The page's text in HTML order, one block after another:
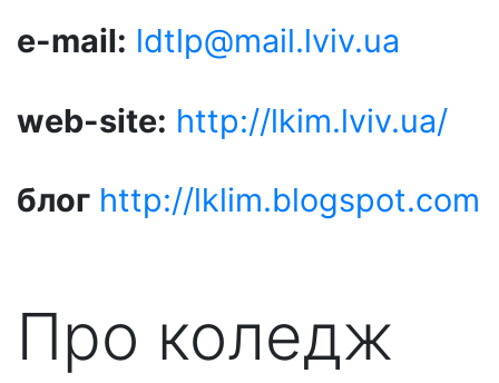
e-mail: ldtlp@mail.lviv.ua
web-site: http://lkim.lviv.ua/
блог http://lklіm.blogspot.com
Про коледж